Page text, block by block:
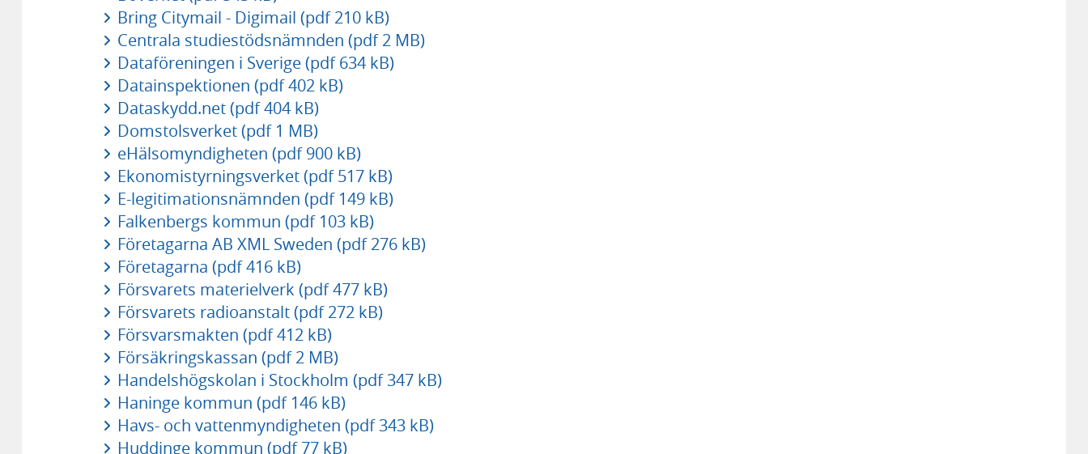
Bring Citymail - Digimail (pdf 210 kB)
Centrala studiestödsnämnden (pdf 2 MB)
Dataföreningen i Sverige (pdf 634 kB)
Datainspektionen (pdf 402 kB)
Dataskydd.net (pdf 404 kB)
Domstolsverket (pdf 1 MB)
eHälsomyndigheten (pdf 900 kB)
Ekonomistyrningsverket (pdf 517 kB)
E-legitimationsnämnden (pdf 149 kB)
Falkenbergs kommun (pdf 103 kB)
Företagarna AB XML Sweden (pdf 276 kB)
Företagarna (pdf 416 kB)
Försvarets materielverk (pdf 477 kB)
Försvarets radioanstalt (pdf 272 kB)
Försvarsmakten (pdf 412 kB)
Försäkringskassan (pdf 2 MB)
Handelshögskolan i Stockholm (pdf 347 kB)
Haninge kommun (pdf 146 kB)
Havs- och vattenmyndigheten (pdf 343 kB)
Huddinge kommun (pdf 77 kB)